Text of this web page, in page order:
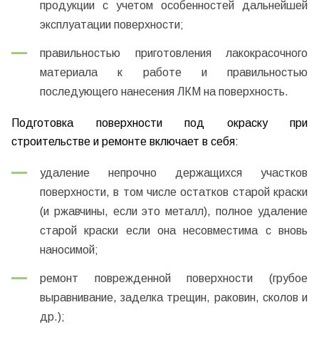
продукции с учетом особенностей дальнейшей
эксплуатации поверхности;
правильностью приготовления лакокрасочного
материала к работе и правильностью
последующего нанесения ЛКМ на поверхность.
Подготовка поверхности под окраску при
строительстве и ремонте включает в себя:
удаление непрочно держащихся участков
поверхности, в том числе остатков старой краски
(и ржавчины, если это металл), полное удаление
старой краски если она несовместима с вновь
наносимой;
ремонт поврежденной поверхности (грубое
выравнивание, заделка трещин, раковин, сколов и
др.);